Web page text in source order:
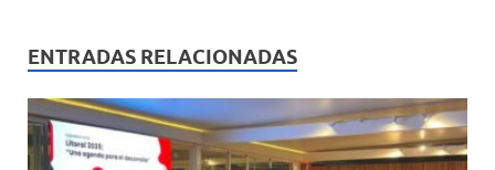
s
A
p
b
o
o
p
ar
ti
ENTRADAS RELACIONADAS